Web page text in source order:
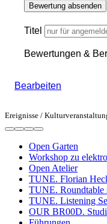
Bewertung absenden
Titel
Bewertungen &
Bearbeiten
Ereignisse /
Open Garten
Workshop zu
Open Atelier
TUNE. Florian
TUNE. Roundtable
TUNE. Listening
OUR BR00D.